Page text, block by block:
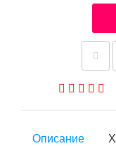
Описание